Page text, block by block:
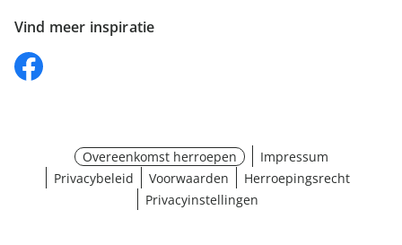
Vind meer inspiratie
Overeenkomst herroepen
Impressum
Privacybeleid
Voorwaarden
Herroepingsrecht
Privacyinstellingen